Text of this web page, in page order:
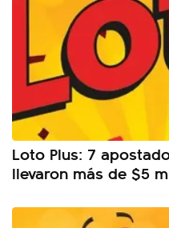
Loto Plus: 7
llevaron más de $5